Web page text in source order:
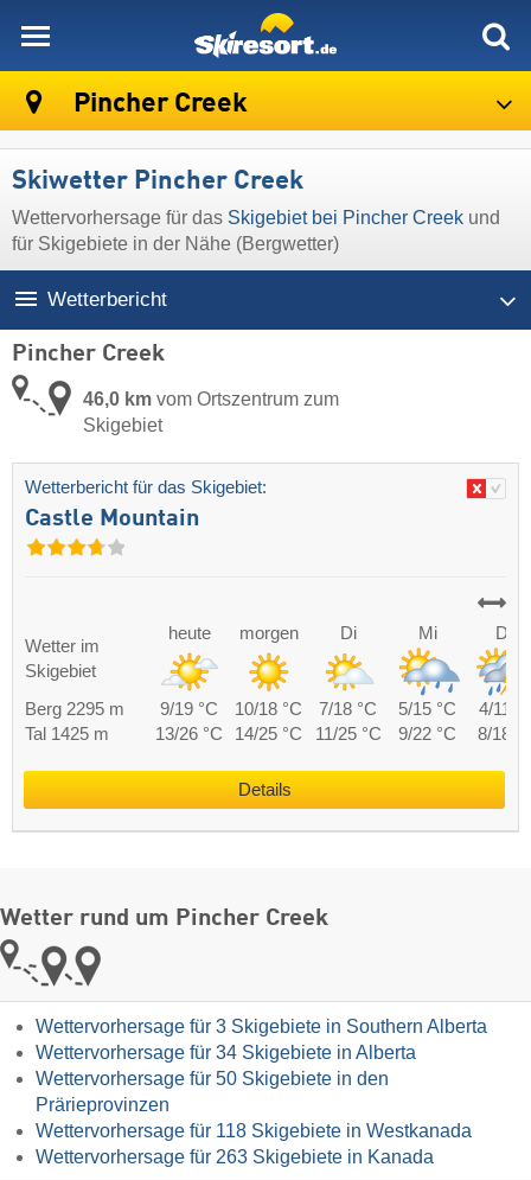
Pincher Creek
Skiwetter Pincher Creek
Wettervorhersage für das Skigebiet bei Pincher Creek und
für Skigebiete in der Nähe (Bergwetter)
Wetterbericht
Pincher Creek
46,0 km vom Ortszentrum zum
Skigebiet
Wetterbericht für das Skigebiet:
Castle Mountain
Wetter im
Skigebiet
heute morgen Di Mi Do
Berg 2295 m 9/19 °C 10/18 °C 7/18 °C 5/15 °C
4/11
Tal 1425 m
13/26 °C 14/25 °C 11/25 °C 9/22 °C 8/18
Details
Wetter rund um Pincher Creek
Wettervorhersage für 3 Skigebiete in Southern Alberta
Wettervorhersage für 34 Skigebiete in Alberta
Wettervorhersage für 50 Skigebiete in den
Prärieprovinzen
Wettervorhersage für 118 Skigebiete in Westkanada
Wettervorhersage für 263 Skigebiete in Kanada